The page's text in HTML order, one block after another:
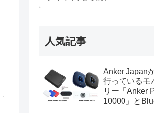
人気記事
Anker Japan
行っているモ
リー「Anker
10000」と